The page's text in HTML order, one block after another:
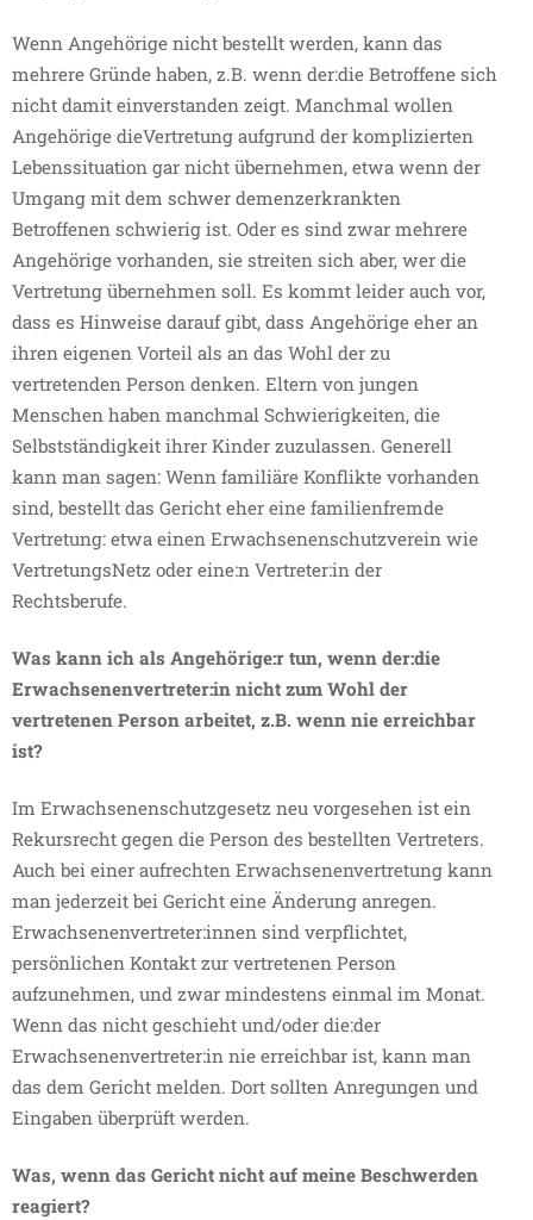
Wenn Angehörige nicht bestellt werden, kann das
mehrere Gründe haben, z.B. wenn der:die Betroffene sich
nicht damit einverstanden zeigt. Manchmal wollen
Angehörige dieVertretung aufgrund der komplizierten
Lebenssituation gar nicht übernehmen, etwa wenn der
Umgang mit dem schwer demenzerkrankten
Betroffenen schwierig ist. Oder es sind zwar mehrere
Angehörige vorhanden, sie streiten sich aber, wer die
Vertretung übernehmen soll. Es kommt leider auch vor,
dass es Hinweise darauf gibt, dass Angehörige eher an
ihren eigenen Vorteil als an das Wohl der zu
vertretenden Person denken. Eltern von jungen
Menschen haben manchmal Schwierigkeiten, die
Selbstständigkeit ihrer Kinder zuzulassen. Generell
kann man sagen: Wenn familiäre Konflikte vorhanden
sind, bestellt das Gericht eher eine familienfremde
Vertretung: etwa einen Erwachsenenschutzverein wie
VertretungsNetz oder eine:n Vertreter:in der
Rechtsberufe.
Was kann ich als Angehörige:r tun, wenn der:die
Erwachsenenvertreter:in nicht zum Wohl der
vertretenen Person arbeitet, z.B. wenn nie erreichbar
ist?
Im Erwachsenenschutzgesetz neu vorgesehen ist ein
Rekursrecht gegen die Person des bestellten Vertreters.
Auch bei einer aufrechten Erwachsenenvertretung kann
man jederzeit bei Gericht eine Änderung anregen.
Erwachsenenvertreter:innen sind verpflichtet,
persönlichen Kontakt zur vertretenen Person
aufzunehmen, und zwar mindestens einmal im Monat.
Wenn das nicht geschieht und/oder die:der
Erwachsenenvertreter:in nie erreichbar ist, kann man
das dem Gericht melden. Dort sollten Anregungen und
Eingaben überprüft werden.
Was, wenn das Gericht nicht auf meine Beschwerden
reagiert?